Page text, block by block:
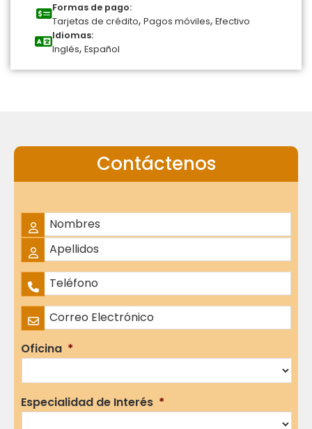
Formas de pago:
Tarjetas de crédito, Pagos móviles, Efectivo
Idiomas:
Inglés, Español
Contáctenos
Nombre Completo
Nombres
Apellidos
Teléfono *
Correo Electrónico *
Oficina *
Especialidad de Interés *